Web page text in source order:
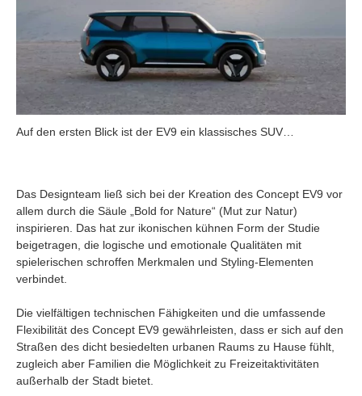
Auf den ersten Blick ist der EV9 ein klassisches SUV…
Das Designteam ließ sich bei der Kreation des Concept EV9 vor
allem durch die Säule „Bold for Nature“ (Mut zur Natur)
inspirieren. Das hat zur ikonischen kühnen Form der Studie
beigetragen, die logische und emotionale Qualitäten mit
spielerischen schroffen Merkmalen und Styling-Elementen
verbindet.
Die vielfältigen technischen Fähigkeiten und die umfassende
Flexibilität des Concept EV9 gewährleisten, dass er sich auf den
Straßen des dicht besiedelten urbanen Raums zu Hause fühlt,
zugleich aber Familien die Möglichkeit zu Freizeitaktivitäten
außerhalb der Stadt bietet.